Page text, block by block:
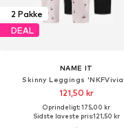
2 Pakke
DEAL
NAME IT
Skinny Leggings
121,50 kr
Oprindeligt: 175,00 kr
Sidste laveste pris:121,50 kr